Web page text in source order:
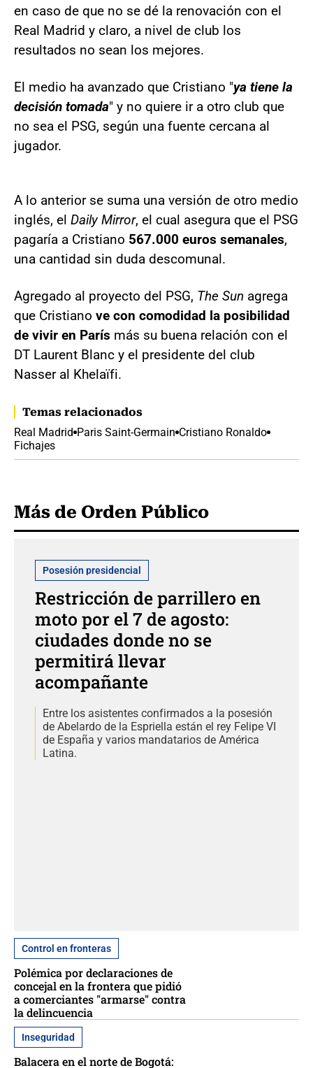
en caso de que no se dé la renovación con el
Real Madrid y claro, a nivel de club los
resultados no sean los mejores.
El medio ha avanzado que Cristiano "ya tiene la
decisión tomada" y no quiere ir a otro club que
no sea el PSG, según una fuente cercana al
jugador.
A lo anterior se suma una versión de otro medio
inglés, el Daily Mirror, el cual asegura que el PSG
pagaría a Cristiano 567.000 euros semanales,
una cantidad sin duda descomunal.
Agregado al proyecto del PSG, The Sun agrega
que Cristiano ve con comodidad la posibilidad
de vivir en París más su buena relación con el
DT Laurent Blanc y el presidente del club
Nasser al Khelaïfi.
Temas relacionados
Real Madrid Paris Saint-Germain Cristiano Ronaldo
Fichajes
Más de Orden Público
Posesión presidencial
Restricción de parrillero en
moto por el 7 de agosto:
ciudades donde no se
permitirá llevar
acompañante
Entre los asistentes confirmados a la posesión
de Abelardo de la Espriella están el rey Felipe VI
de España y varios mandatarios de América
Latina.
Control en fronteras
Polémica por declaraciones de
concejal en la frontera que pidió
a comerciantes "armarse" contra
la delincuencia
Inseguridad
Balacera en el norte de Bogotá: